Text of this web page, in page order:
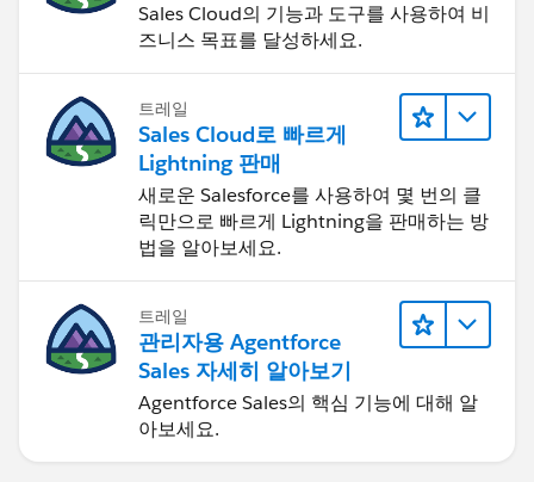
Sales Cloud의 기능과 도구를 사용하여 비
즈니스 목표를 달성하세요.
트레일
Sales Cloud로 빠르게
Lightning 판매
새로운 Salesforce를 사용하여 몇 번의 클
릭만으로 빠르게 Lightning을 판매하는 방
법을 알아보세요.
트레일
관리자용 Agentforce
Sales 자세히 알아보기
Agentforce Sales의 핵심 기능에 대해 알
아보세요.